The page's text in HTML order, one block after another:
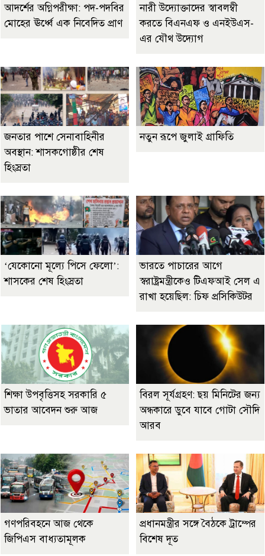
আদর্শের অগ্নিপরীক্ষা: পদ-পদবির
মোহের ঊর্ধ্বে এক নিবেদিত প্রাণ
নারী উদ্যোক্তাদের স্বাবলম্বী
করতে বিএনএফ ও এনইউএস-
এর যৌথ উদ্যোগ
জনতার পাশে সেনাবাহিনীর
অবস্থান: শাসকগোষ্ঠীর শেষ
হিংস্রতা
নতুন রূপে জুলাই গ্রাফিতি
‘যেকোনো মূল্যে পিসে ফেলো’:
শাসকের শেষ হিংস্রতা
ভারতে পাচারের আগে
স্বরাষ্ট্রমন্ত্রীকেও টিএফআই সেল এ
রাখা হয়েছিল: চিফ প্রসিকিউটর
শিক্ষা উপবৃত্তিসহ সরকারি ৫
ভাতার আবেদন শুরু আজ
বিরল সূর্যগ্রহণ: ছয় মিনিটের জন্য
অন্ধকারে ডুবে যাবে গোটা সৌদি
আরব
গণপরিবহনে আজ থেকে
জিপিএস বাধ্যতামূলক
প্রধানমন্ত্রীর সঙ্গে বৈঠকে ট্রাম্পের
বিশেষ দূত